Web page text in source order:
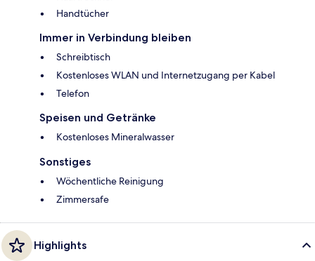
Handtücher
Immer in Verbindung bleiben
Schreibtisch
Kostenloses WLAN und Internetzugang per Kabel
Telefon
Speisen und Getränke
Kostenloses Mineralwasser
Sonstiges
Wöchentliche Reinigung
Zimmersafe
Highlights